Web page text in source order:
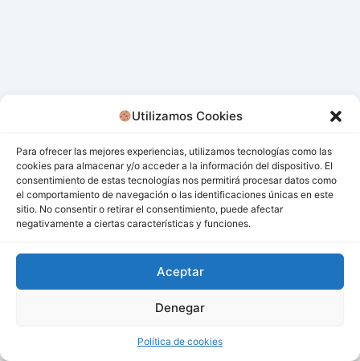
Utilizamos Cookies
Para ofrecer las mejores experiencias, utilizamos tecnologías como las
cookies para almacenar y/o acceder a la información del dispositivo. El
consentimiento de estas tecnologías nos permitirá procesar datos como
el comportamiento de navegación o las identificaciones únicas en este
sitio. No consentir o retirar el consentimiento, puede afectar
negativamente a ciertas características y funciones.
Aceptar
Denegar
Política de cookies
Todos los derechos © 2026 San Miguel De Los Bancos |